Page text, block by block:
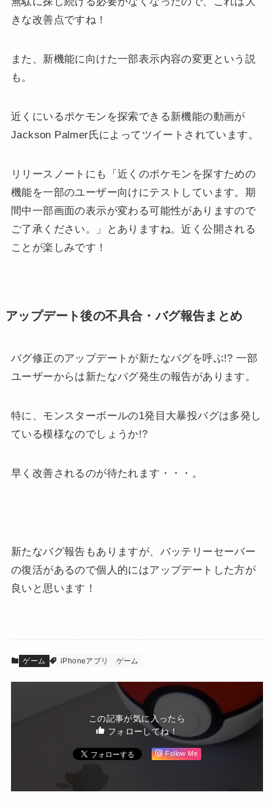
きな改善点ですね！
また、新機能に向けた一部表示内容の変更という説
も。
近くにいるポケモンを探索できる新機能の動画が
Jackson Palmer氏によってツイートされています。
リリースノートにも「近くのポケモンを探すための
機能を一部のユーザー向けにテストしています。期
間中一部画面の表示が変わる可能性がありますので
ご了承ください。」とありますね。近く公開される
ことが楽しみです！
アップデート後の不具合・バグ報告まとめ
バグ修正のアップデートが新たなバグを呼ぶ!? 一部
ユーザーからは新たなバグ発生の報告があります。
特に、モンスターボールの1発目大暴投バグは多発し
ている模様なのでしょうか!?
早く改善されるのが待たれます・・・。
新たなバグ報告もありますが、バッテリーセーバー
の復活があるので個人的にはアップデートした方が
良いと思います！
ゲーム iPhoneアプリ ゲーム
この記事が気に入ったら
フォローしてね！
Follow Me